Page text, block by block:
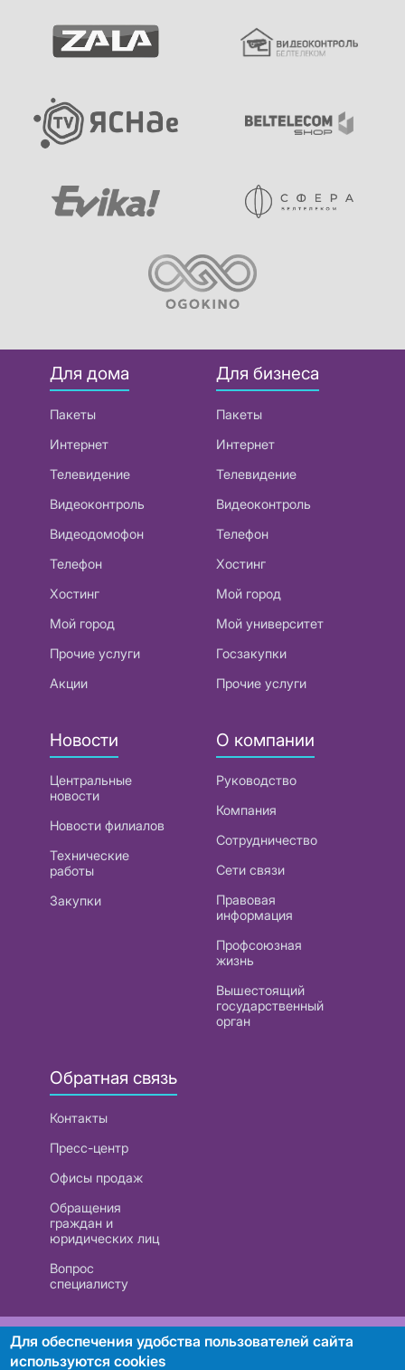
Для дома
Пакеты
Интернет
Телевидение
Видеоконтроль
Видеодомофон
Телефон
Хостинг
Мой город
Прочие услуги
Акции
Для бизнеса
Пакеты
Интернет
Телевидение
Видеоконтроль
Телефон
Хостинг
Мой город
Мой университет
Госзакупки
Прочие услуги
Новости
Центральные
новости
Новости филиалов
Технические
работы
Закупки
О компании
Руководство
Компания
Сотрудничество
Сети связи
Правовая
информация
Профсоюзная
жизнь
Вышестоящий
государственный
орган
Обратная связь
Контакты
Пресс-центр
Офисы продаж
Обращения
граждан и
юридических лиц
Вопрос
специалисту
РУП «Белтелеком». УНП 101007741
Для обеспечения удобства пользователей сайта
используются cookies